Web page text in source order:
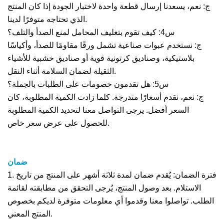
ج: نعم، يسعدنا إرسال قطعة واحدة لاختبار الجودة إذا كان المنتج
الذي تحتاجه متوفرًا لدينا.
س4: كيف تقوم بتغليف المحامل لمنع الصدأ والتلف؟
ج: نستخدم عبوات صناعية تشمل ورقًا مقاومًا للصدأ، وأكياسًا
بلاستيكية، وصناديق كرتونية قوية أو صناديق خشبية للأشياء
الثقيلة لضمان السلامة أثناء النقل.
س5: هل تقدمون خصومات على الطلبات بالجملة؟
ج: نعم، نقدم أسعارًا متدرجة. كلما زادت الكمية المطلوبة، كان
السعر أفضل. يرجى التواصل معنا لتحديد الكمية المطلوبة
للحصول على عرض سعر خاص.
ضمان
1. فترة الضمان: يُقدم ضمان لمدة ثلاثة أشهر على المنتج من تاريخ
الاستلام. بعد وصول المنتج، يُرجى التحقق من مطابقته لقائمة
الطلب. تواصلوا معنا وقدموا أي معلومات متوفرة لديكم بخصوص
المنتج المعني.